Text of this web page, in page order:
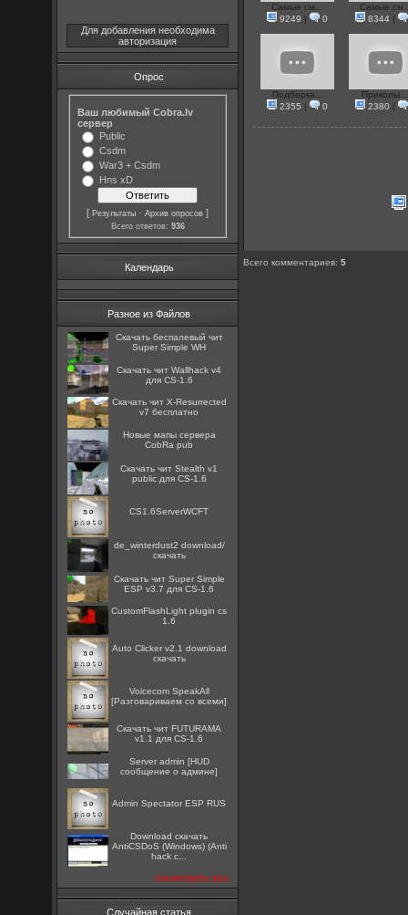
Для добавления необходима
авторизация
Опрос
Ваш любимый Cobra.lv
сервер
Public
Csdm
War3 + Csdm
Hns xD
[Результаты ·Архив опросов ]
Всего ответов: 936
Календарь
Разное из Файлов
Скачать беспалевый чит
Super Simple WH
Скачать чит Wallhack v4
для CS-1.6
Скачать чит X-Resurrected
v7 бесплатно
Новые мапы сервера
CobRa pub
Скачать чит Stealth v1
public для CS-1.6
CS1.6ServerWCFT
de_winterdust2 download/
скачать
Скачать чит Super Simple
ESP v3.7 для CS-1.6
CustomFlashLight plugin cs
1.6
Auto Clicker v2.1 download
скачать
Voicecom SpeakAll
[Разговариваем со всеми]
Скачать чит FUTURAMA
v1.1 для CS-1.6
Server admin [HUD
сообщение о админе]
Admin Spectator ESP RUS
Download скачать
AntiCSDoS (Windows) (Anti
hack c...
посмотреть все
Случайная статья
Самые см...
9249 | 0
Самые
8344 |
Подборка...
2355 | 0
Приколы
2380 |
Всего комментариев:5